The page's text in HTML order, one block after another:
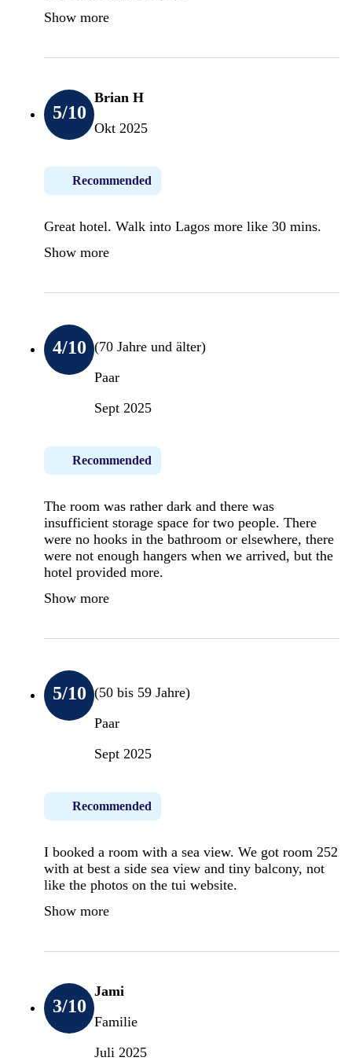
Show more
5/10
Brian H
Okt 2025
Recommended
Great hotel. Walk into Lagos more like 30 mins.
Show more
4/10 (70 Jahre und älter)
Paar
Sept 2025
Recommended
The room was rather dark and there was
insufficient storage space for two people. There
were no hooks in the bathroom or elsewhere, there
were not enough hangers when we arrived, but the
hotel provided more.
Show more
5/10 (50 bis 59 Jahre)
Paar
Sept 2025
Recommended
I booked a room with a sea view. We got room 252
with at best a side sea view and tiny balcony, not
like the photos on the tui website.
Show more
3/10
Jami
Familie
Juli 2025